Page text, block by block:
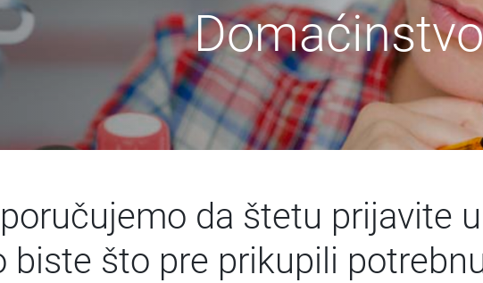
Domaćinstvo
da štetu prijavite
biste što pre prikupili